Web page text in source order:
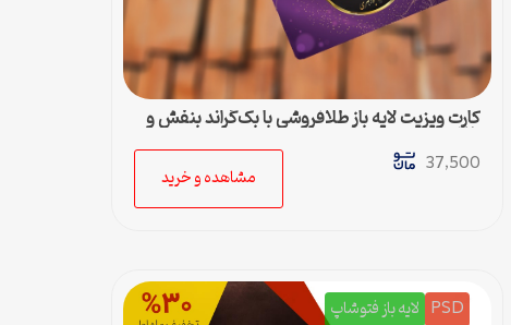
کارت ویزیت لایه باز طلافروشی با بک‌گراند بنفش و
37,500
مشاهده و خرید
PSD لایه باز فتوشاپ